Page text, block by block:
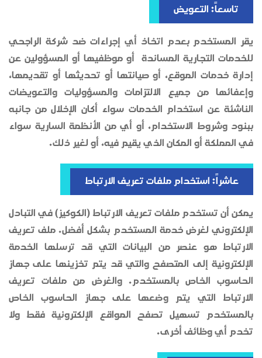
تاسعاً: التعويض
يقر المستخدم بعدم اتخاذ أي إجراءات ضد شركة الراجحي
للخدمات التجارية المساندة أو موظفيها أو المسؤولين عن
إدارة خدمات الموقع، أو صيانتها أو تحديثها أو تقديمها،
وإعفائها من جميع الالتزامات والمسؤوليات والتعويضات
الناشئة عن استخدام الخدمات سواء أكان الإخلال من جانبه
ببنود وشروط الاستخدام، أو أي من الأنظمة السارية سواء
في المملكة أو المكان الذي يقيم فيه، أو لغير ذلك.
عاشراً: استخدام ملفات تعريف الارتباط
يمكن أن تستخدم ملفات تعريف الارتباط (الكوكيز) في التبادل
الإلكتروني لغرض خدمة المستخدم بشكل أفضل. ملف تعريف
الارتباط هو عنصر من البيانات التي قد ترسلها الخدمة
الإلكترونية إلى المتصفح والتي قد يتم تخزينها على جهاز
الحاسوب الخاص بالمستخدم. والغرض من ملفات تعريف
الارتباط التي يتم وضعها على جهاز الحاسوب الخاص
بالمستخدم تسهيل تصفح المواقع الإلكترونية فقط ولا
تخدم أي وظائف أخرى.